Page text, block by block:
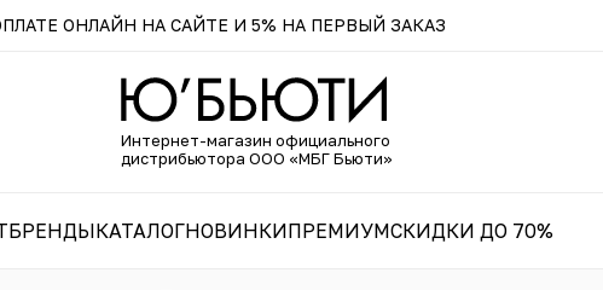
ОНЛАЙН НА САЙТЕ И 5% НА ПЕРВЫЙ ЗАКАЗ
Интернет-магазин официального
дистрибьютора ООО «МБГ Бьюти»
БРЕНДЫКАТАЛОГНОВИНКИПРЕМИУМСКИДКИ ДО 70%